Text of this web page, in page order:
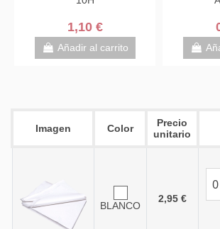
al carrito Añadir al carrito
Imagen Color
Precio
unitario
BLANCO
2,95 €